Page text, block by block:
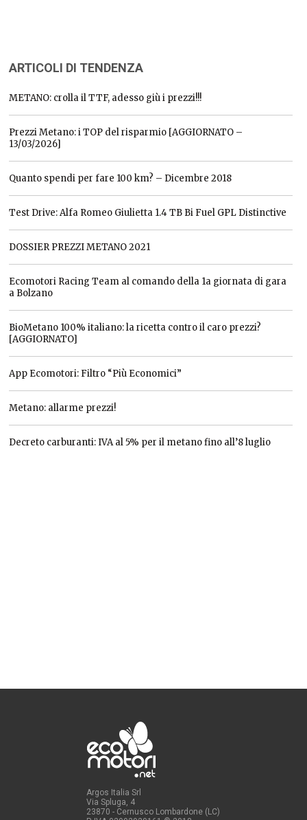
ARTICOLI DI TENDENZA
METANO: crolla il TTF, adesso giù i prezzi!!!
Prezzi Metano: i TOP del risparmio [AGGIORNATO –
13/03/2026]
Quanto spendi per fare 100 km? – Dicembre 2018
Test Drive: Alfa Romeo Giulietta 1.4 TB Bi Fuel GPL Distinctive
DOSSIER PREZZI METANO 2021
Ecomotori Racing Team al comando della 1a giornata di gara
a Bolzano
BioMetano 100% italiano: la ricetta contro il caro prezzi?
[AGGIORNATO]
App Ecomotori: Filtro “Più Economici”
Metano: allarme prezzi!
Decreto carburanti: IVA al 5% per il metano fino all’8 luglio
Argos Italia Srl
Via Spluga, 4
23870 - Cernusco Lombardone (LC)